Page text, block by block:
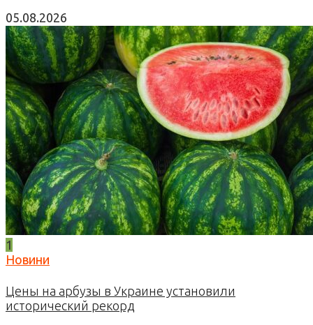
05.08.2026
1
Новини
Цены на арбузы в Украине установили
исторический рекорд